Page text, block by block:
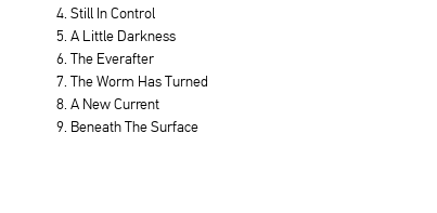
4. Still In Control
5. A Little Darkness
6. The Everafter
7. The Worm Has Turned
8. A New Current
9. Beneath The Surface